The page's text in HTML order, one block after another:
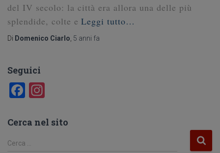
del IV secolo: la città era allora una delle più
splendide, colte e Leggi tutto…
Di Domenico Ciarlo 5 anni fa
Seguici
F
c
a
Cerca nel sito
R
Cerca …